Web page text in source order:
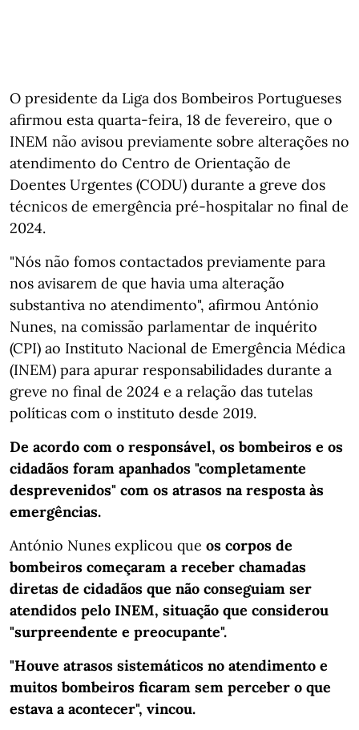
O presidente da Liga dos Bombeiros Portugueses
afirmou esta quarta-feira, 18 de fevereiro, que o
INEM não avisou previamente sobre alterações no
atendimento do Centro de Orientação de
Doentes Urgentes (CODU) durante a greve dos
técnicos de emergência pré-hospitalar no final de
2024.
"Nós não fomos contactados previamente para
nos avisarem de que havia uma alteração
substantiva no atendimento", afirmou António
Nunes, na comissão parlamentar de inquérito
(CPI) ao Instituto Nacional de Emergência Médica
(INEM) para apurar responsabilidades durante a
greve no final de 2024 e a relação das tutelas
políticas com o instituto desde 2019.
De acordo com o responsável, os bombeiros e os
cidadãos foram apanhados "completamente
desprevenidos" com os atrasos na resposta às
emergências.
António Nunes explicou que os corpos de
bombeiros começaram a receber chamadas
diretas de cidadãos que não conseguiam ser
atendidos pelo INEM, situação que considerou
"surpreendente e preocupante".
"Houve atrasos sistemáticos no atendimento e
muitos bombeiros ficaram sem perceber o que
estava a acontecer", vincou.